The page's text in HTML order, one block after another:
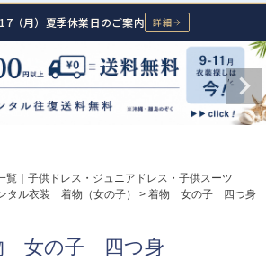
アイテムから探す
→ サイズで選ぶ →
シーンから探す
・サイズで絞り込む→
ご利用ガイド
いて
実店舗・写真スタジオ
（月）夏季休業日のご案内 詳細
覧｜子供ドレス・ジュニアドレス・子供スーツ
タル衣装 着物（女の子） 着物 女の子 四つ身
女の子 四つ身